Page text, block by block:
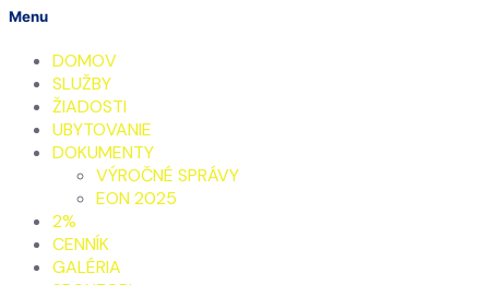
Menu
DOMOV
SLUŽBY
ŽIADOSTI
UBYTOVANIE
DOKUMENTY
VÝROČNÉ SPRÁVY
EON 2025
2%
CENNÍK
GALÉRIA